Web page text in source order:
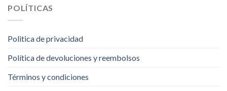
POLÍTICAS
Politica de privacidad
Política de devoluciones y reembolsos
Términos y condiciones